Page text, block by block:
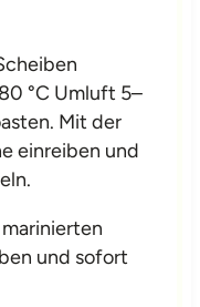
°C Umluft 5–
Mit der
einreiben und
marinierten
und sofort